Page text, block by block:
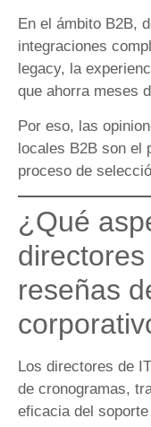
En el ámbito B2B,
integraciones
legacy, la
que ahorra meses
Por eso, las
locales B2B son el
proceso de
¿Qué
reseñas
Los directores de
de cronogramas,
eficacia del